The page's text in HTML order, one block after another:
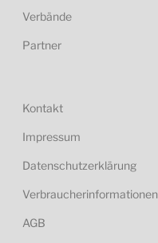
Verbände
Partner
Kontakt
Impressum
Datenschutzerklärung
Verbraucherinformationen
AGB